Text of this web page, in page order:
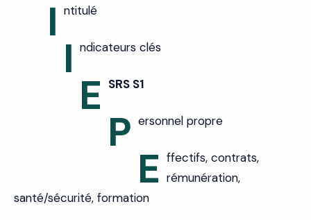
I ntitulé
I ndicateurs clés
E SRS S1
P ersonnel propre
E ffectifs, contrats,
rémunération,
santé/sécurité, formation